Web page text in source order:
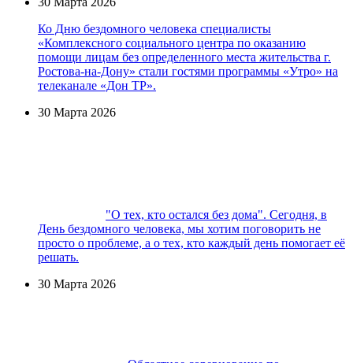
Ко Дню бездомного человека специалисты
«Комплексного социального центра по оказанию
помощи лицам без определенного места жительства г.
Ростова-на-Дону» стали гостями программы «Утро» на
телеканале «Дон ТР».
30 Марта 2026
"О тех, кто остался без дома". Сегодня, в
День бездомного человека, мы хотим поговорить не
просто о проблеме, а о тех, кто каждый день помогает её
решать.
30 Марта 2026